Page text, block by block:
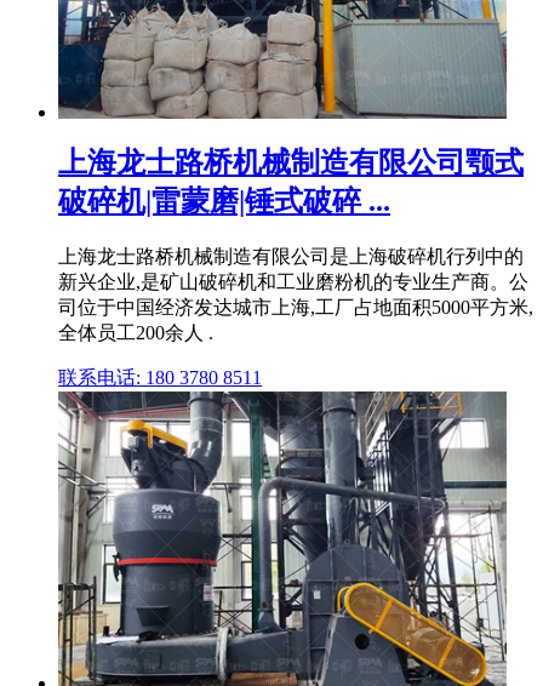
上海龙士路桥机械制造有限公司颚式
破碎机|雷蒙磨|锤式破碎 ...
上海龙士路桥机械制造有限公司是上海破碎机行列中的
新兴企业,是矿山破碎机和工业磨粉机的专业生产商。公
司位于中国经济发达城市上海,工厂占地面积5000平方米,
全体员工200余人 .
联系电话: 180 3780 8511